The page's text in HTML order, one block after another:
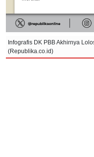
Infografis DK PBB Akhirnya
(Republika.co.id)